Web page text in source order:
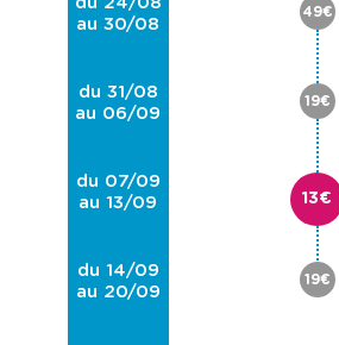
au 30/08
du 31/08
au 06/09
du 07/09
au 13/09
du 14/09
au 20/09
49€
19€
13€
19€